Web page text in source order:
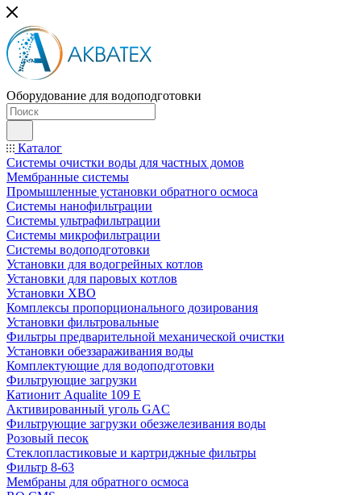
Оборудование для водоподготовки
Каталог
Системы очистки воды для частных домов
Мембранные системы
Промышленные установки обратного осмоса
Системы нанофильтрации
Системы ультрафильтрации
Системы микрофильтрации
Системы водоподготовки
Установки для водогрейных котлов
Установки для паровых котлов
Установки ХВО
Комплексы пропорционального дозирования
Установки фильтровальные
Фильтры предварительной механической очистки
Установки обеззараживания воды
Комплектующие для водоподготовки
Фильтрующие загрузки
Катионит Aqualite 109 E
Активированный уголь GAC
Фильтрующие загрузки обезжелезивания воды
Розовый песок
Стеклопластиковые и картриджные фильтры
Фильтр 8-63
Мембраны для обратного осмоса